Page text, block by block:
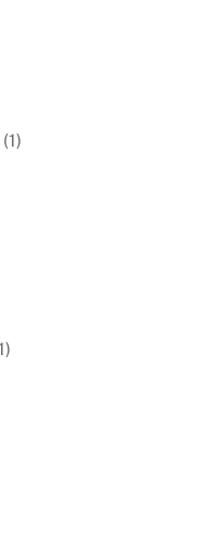
(1)